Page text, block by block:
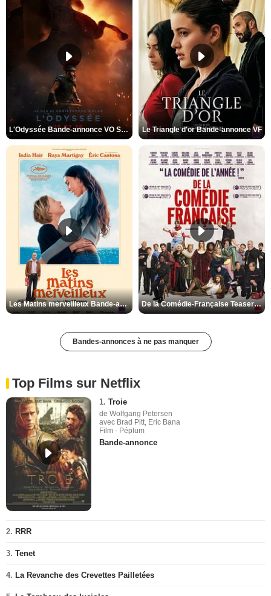
L'Odyssée Bande-annonce VO STFR Le Triangle d'or Bande-annonce VF
Les Matins merveilleux Bande-annonce VF De la Comédie-Française Teaser VF
Bandes-annonces à ne pas manquer
Top Films sur Netflix
1. Troie
de Wolfgang Petersen
avec Brad Pitt, Eric Bana
Film - Péplum
Bande-annonce
2. RRR
3. Tenet
4. La Revanche des Crevettes Pailletées